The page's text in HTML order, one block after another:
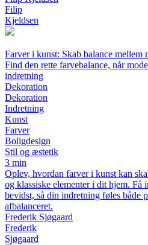
Filip
Kjeldsen
Farver i kunst: Skab balance mellem
Find den rette farvebalance, når
indretning
Dekoration
Dekoration
Indretning
Kunst
Farver
Boligdesign
Stil og æstetik
3 min
Oplev, hvordan farver i kunst kan
og klassiske elementer i dit hjem. Få
bevidst, så din indretning føles både
afbalanceret.
Frederik Sjøgaard
Frederik
Sjøgaard